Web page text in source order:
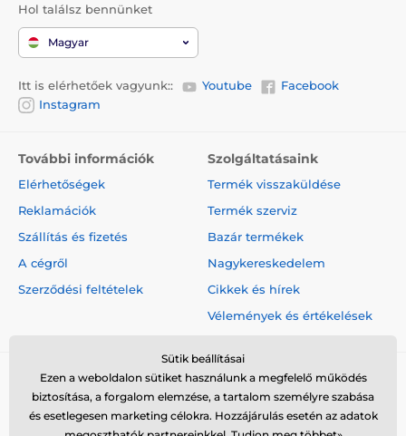
kényelmes és megbízható fogásról az ergonomikus
fogantyú gondoskodik. A kutya nyakörve krómozott
karabiner segítségével csatlakoztató a pórázhoz.
Amennyiben egy termék esetében a minőség és a
megkedvelheti. A Reedog Senza automata póráz
eredeti és praktikus designnal lett ellátva. A termék
kapható.
Kutyák számára 15 kg alatt
A szalag hossza 5 m
A póráz súlya 276 g
Hol találsz bennünket
Magyar
Itt is elérhetőek vagyunk:: Youtube
Facebook
Instagram
További információk
Elérhetőségek
Reklamációk
Szállítás és fizetés
A cégről
Szerződési feltételek
Szolgáltatásaink
Termék visszaküldése
Termék szerviz
Bazár termékek
Nagykereskedelem
Cikkek és hírek
Vélemények és értékelések
Sütik beállításai
Ezen a weboldalon sütiket használunk a megfelelő működés
biztosítása, a forgalom elemzése, a tartalom személyre szabása
és esetlegesen marketing célokra. Hozzájárulás esetén az adatok